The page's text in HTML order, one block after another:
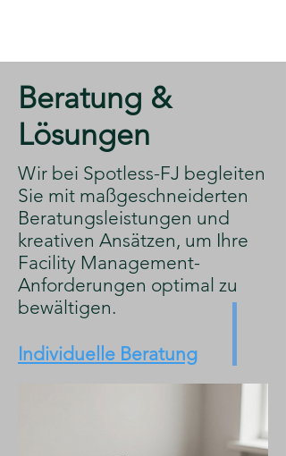
​Beratung &
Lösungen
​Wir bei Spotless-FJ begleiten
Sie mit maßgeschneiderten
Beratungsleistungen und
kreativen Ansätzen, um Ihre
Facility Management-
Anforderungen optimal zu
bewältigen.
Individuelle Beratung